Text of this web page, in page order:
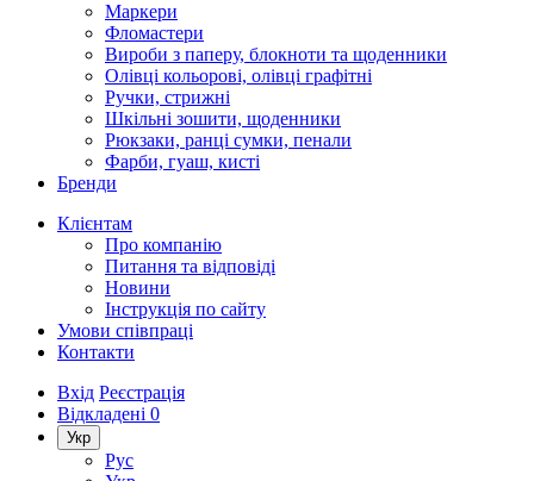
Маркери
Фломастери
Вироби з паперу, блокноти та щоденники
Олівці кольорові, олівці графітні
Ручки, стрижні
Шкільні зошити, щоденники
Рюкзаки, ранці сумки, пенали
Фарби, гуаш, кисті
Бренди
Клієнтам
Про компанію
Питання та відповіді
Новини
Інструкція по сайту
Умови співпраці
Контакти
Вхід Реєстрація
Відкладені 0
Укр
Рус